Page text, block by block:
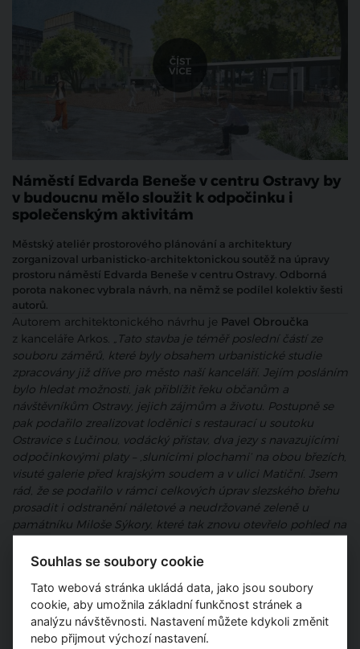
Náměstí Edvarda Beneše v centru Ostravy by
v budoucnu mělo sloužit k odpočinku i
společenským aktivitám
Městský ateliér prostorového plánování a architektury
zorganizoval urbanisticko-architektonickou soutěž na úpravy
prostoru náměstí Edvarda Beneše v centru Ostravy. Odborná
porota nakonec vybrala návrh, na němž se podílel kolektiv šesti
autorů.
Autorem architektonického návrhu je Pavel Obroučka
z kanceláře Arkos. „Tato stavba je téměř poslední částí ze
souboru záměrů, které byly obsahem urbanistické studie
zpracovány již dříve pro město naší kanceláří. Jejím posláním
bylo hledat možnosti, jak přiblížit řeku občanům a
návštěvníkům Ostravy, jejich zájmům a životu. Postupně se
pak podařilo zrealizovat loděnici s restaurací u soutoku
Ostravice s Lučinou, vodácký přístav, dva jezy s navazujícími
odpočinkovými platy – ‚slunícími plochami‘ na obou březích,
visuté galerie před krajským soudem a v ulici Matiční. Jsem
rád, že se podařilo v rámci celkových úprav slezského břehu
prosadit i odstranění náletové a neudržované zeleně u
památníku Miloše Sýkory, které tak znovu otevřelo pohled na
Psali jsme také:
Rekonstrukce městských jatek v Ostravě přináší zcela
unikátní řešení pohyblivých stěn
V Ostravě začíná rekonstrukce bývalého obchodního
Souhlas se soubory cookie
Tato webová stránka ukládá data, jako jsou soubory
cookie, aby umožnila základní funkčnost stránek a
analýzu návštěvnosti. Nastavení můžete kdykoli změnit
nebo přijmout výchozí nastavení.